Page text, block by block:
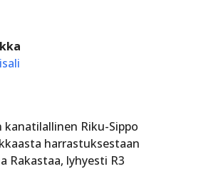
kanatilallinen Riku-Sippo
harrastuksestaan
Rakastaa, lyhyesti R3